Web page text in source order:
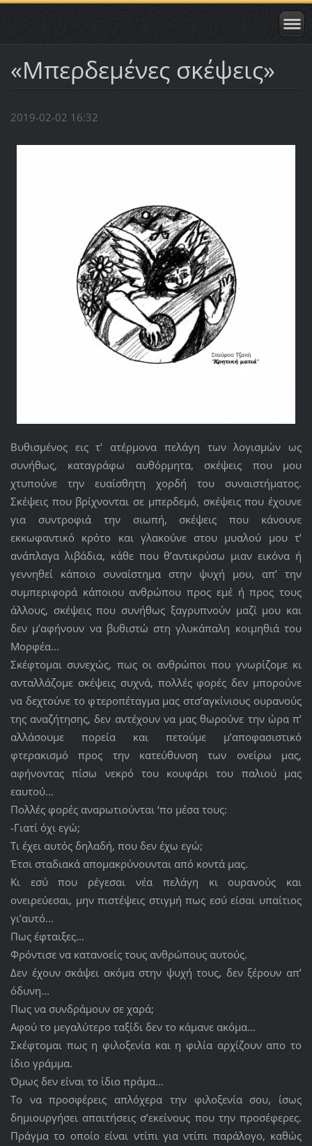
«Μπερδεμένες σκέψεις»
2019-02-02 16:32
Βυθισμένος εις τ' ατέρμονα πελάγη των λογισμών ως
συνήθως, καταγράφω αυθόρμητα, σκέψεις που μου
χτυπούνε την ευαίσθητη χορδή του συναιστήματος.
Σκέψεις που βρίχνονται σε μπερδεμό, σκέψεις που έχουνε
για συντροφιά την σιωπή, σκέψεις που κάνουνε
εκκωφαντικό κρότο και γλακούνε στου μυαλού μου τ’
ανάπλαγα λιβάδια, κάθε που θ’αντικρύσω μιαν εικόνα ή
γεννηθεί κάποιο συναίστημα στην ψυχή μου, απ’ την
συμπεριφορά κάποιου ανθρώπου προς εμέ ή προς τους
άλλους, σκέψεις που συνήθως ξαγρυπνούν μαζί μου και
δεν μ’αφήνουν να βυθιστώ στη γλυκάπαλη κοιμηθιά του
Μορφέα...
Σκέφτομαι συνεχώς, πως οι ανθρώποι που γνωρίζομε κι
ανταλλάζομε σκέψεις συχνά, πολλές φορές δεν μπορούνε
να δεχτούνε το φτεροπέταγμα μας στσ’αγκίνιους ουρανούς
της αναζήτησης, δεν αντέχουν να μας θωρούνε την ώρα π’
αλλάσουμε πορεία και πετούμε μ’αποφασιστικό
φτερακισμό προς την κατεύθυνση των ονείρω μας,
αφήνοντας πίσω νεκρό του κουφάρι του παλιού μας
εαυτού...
Πολλές φορές αναρωτιούνται ‘πο μέσα τους:
-Γιατί όχι εγώ;
Τι έχει αυτός δηλαδή, που δεν έχω εγώ;
Έτσι σταδιακά απομακρύνουνται από κοντά μας.
Κι εσύ που ρέγεσαι νέα πελάγη κι ουρανούς και
ονειρεύεσαι, μην πιστέψεις στιγμή πως εσύ είσαι υπαίτιος
γι’αυτό...
Πως έφταιξες...
Φρόντισε να κατανοείς τους ανθρώπους αυτούς.
Δεν έχουν σκάψει ακόμα στην ψυχή τους, δεν ξέρουν απ’
όδυνη...
Πως να συνδράμουν σε χαρά;
Αφού το μεγαλύτερο ταξίδι δεν το κάμανε ακόμα...
Σκέφτομαι πως η φιλοξενία και η φιλία αρχίζουν απο το
ίδιο γράμμα.
Όμως δεν είναι το ίδιο πράμα...
Το να προσφέρεις απλόχερα την φιλοξενία σου, ίσως
δημιουργήσει απαιτήσεις σ’εκείνους που την προσέφερες.
Πράγμα το οποίο είναι ντίπι για ντίπι παράλογο, καθώς